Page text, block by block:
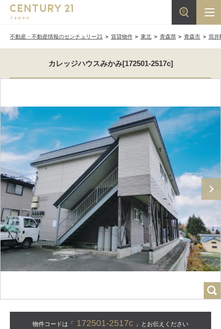
不動産・不動産情報のセンチュリー21 賃貸物件 東北 青森県 青森市 筒井
カレッジハウスみかみ[172501-2517c]
物件コードは「 172501-2517c 」とお伝えください